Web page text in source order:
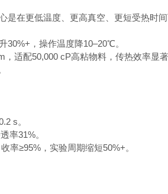
在更低温度、更高真空、更短受热时
30%+，操作温度降10–20℃。
适配50,000 cP高粘物料，传热效率显著
s。
率31%。
率≥95%，实验周期缩短50%+。